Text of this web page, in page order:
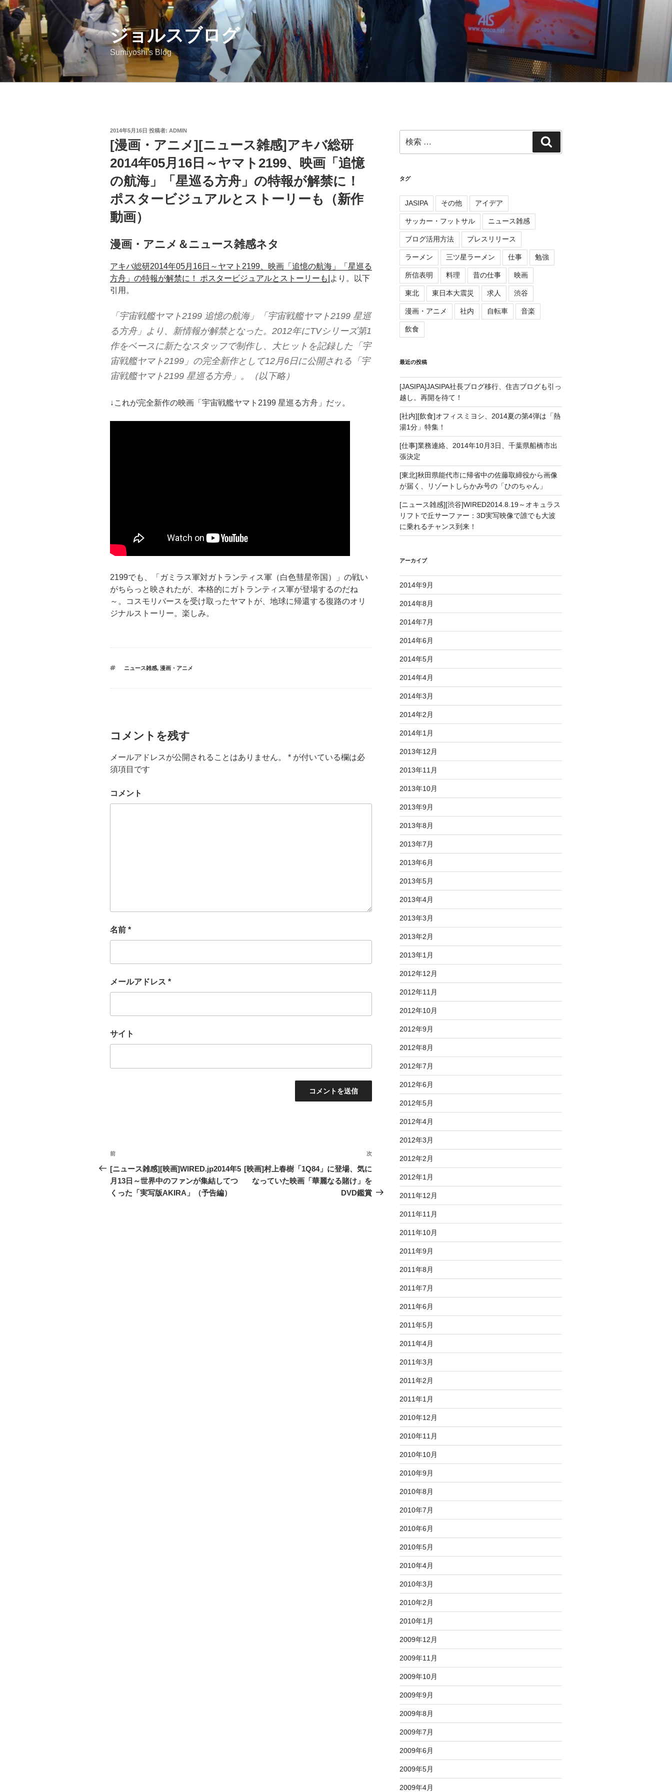
コ
ツ
へ
ジョルスブログ
Sumiyoshi's Blog
投
日:
2014年5月16日 投稿者: ADMIN
[漫画・アニメ][ニュース雑感]アキバ総研
2014年05月16日～ヤマト2199、映画「追憶
の航海」「星巡る方舟」の特報が解禁に！
ポスタービジュアルとストーリーも（新作
動画）
漫画・アニメ＆ニュース雑感ネタ
アキバ総研2014年05月16日～ヤマト2199、映画「追憶の航海」「星巡る
方舟」の特報が解禁に！ ポスタービジュアルとストーリーも| より。以下
引用。
「宇宙戦艦ヤマト2199 追憶の航海」「宇宙戦艦ヤマト2199 星巡
る方舟」より、新情報が解禁となった。2012年にTVシリーズ第1
作をベースに新たなスタッフで制作し、大ヒットを記録した「宇
宙戦艦ヤマト2199」の完全新作として12月6日に公開される「宇
宙戦艦ヤマト2199 星巡る方舟」。（以下略）
↓これが完全新作の映画「宇宙戦艦ヤマト2199 星巡る方舟」だッ。
2199でも、「ガミラス軍対ガトランティス軍（白色彗星帝国）」の戦い
がちらっと映されたが、本格的にガトランティス軍が登場するのだね
～。コスモリバースを受け取ったヤマトが、地球に帰還する復路のオリ
ジナルストーリー。楽しみ。
タ
ニュース雑感, 漫画・アニメ
コメントを残す
メールアドレスが公開されることはありません。 * が付いている欄は必
須項目です
コメント
名前 *
メールアドレス *
サイト
投
稿
ナ
過
去
の
投
前
[ニュース雑感][映画]WIRED.jp2014年5
月13日～世界中のファンが集結してつ
くった「実写版AKIRA」（予告編）
稿
次
[映画]村上春樹「1Q84」に登場、気に
なっていた映画「華麗なる賭け」を
DVD鑑賞
索:
索
タグ
JASIPA その他 アイデア
サッカー・フットサル ニュース雑感
ブログ活用方法 プレスリリース
ラーメン 三ツ星ラーメン 仕事 勉強
所信表明 料理 昔の仕事 映画
東北 東日本大震災 求人 渋谷
漫画・アニメ 社内 自転車 音楽
飲食
最近の投稿
[JASIPA]JASIPA社長ブログ移行、住吉ブログも引っ
越し。再開を待て！
[社内][飲食]オフィスミヨシ、2014夏の第4弾は「熱
湯1分」特集！
[仕事]業務連絡、2014年10月3日、千葉県船橋市出
張決定
[東北]秋田県能代市に帰省中の佐藤取締役から画像
が届く、リゾートしらかみ号の「ひのちゃん」
[ニュース雑感][渋谷]WIRED2014.8.19～オキュラス
リフトで丘サーファー：3D実写映像で誰でも大波
に乗れるチャンス到来！
アーカイブ
2014年9月
2014年8月
2014年7月
2014年6月
2014年5月
2014年4月
2014年3月
2014年2月
2014年1月
2013年12月
2013年11月
2013年10月
2013年9月
2013年8月
2013年7月
2013年6月
2013年5月
2013年4月
2013年3月
2013年2月
2013年1月
2012年12月
2012年11月
2012年10月
2012年9月
2012年8月
2012年7月
2012年6月
2012年5月
2012年4月
2012年3月
2012年2月
2012年1月
2011年12月
2011年11月
2011年10月
2011年9月
2011年8月
2011年7月
2011年6月
2011年5月
2011年4月
2011年3月
2011年2月
2011年1月
2010年12月
2010年11月
2010年10月
2010年9月
2010年8月
2010年7月
2010年6月
2010年5月
2010年4月
2010年3月
2010年2月
2010年1月
2009年12月
2009年11月
2009年10月
2009年9月
2009年8月
2009年7月
2009年6月
2009年5月
2009年4月